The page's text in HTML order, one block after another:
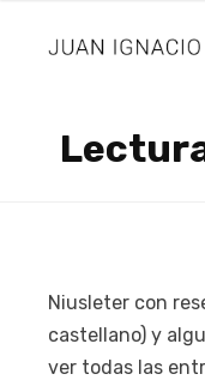
Niusleter con
castellano) y
ver todas las